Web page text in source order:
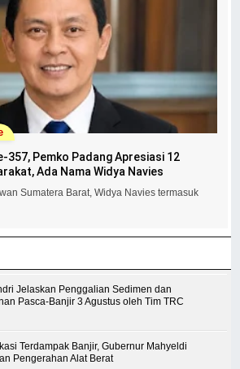
357, Pemko Padang Apresiasi 12
Ada Nama Widya Navies
Sumatera Barat, Widya Navies termasuk
Jelaskan Penggalian Sedimen dan
Pasca-Banjir 3 Agustus oleh Tim TRC
Terdampak Banjir, Gubernur Mahyeldi
Pengerahan Alat Berat